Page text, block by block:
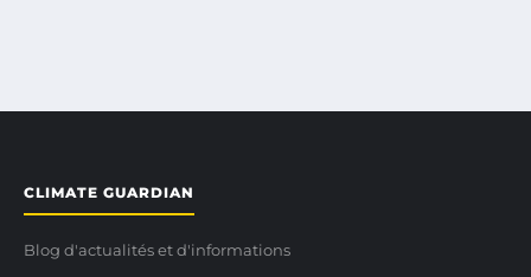
CLIMATE GUARDIAN
Blog d'actualités et d'informations